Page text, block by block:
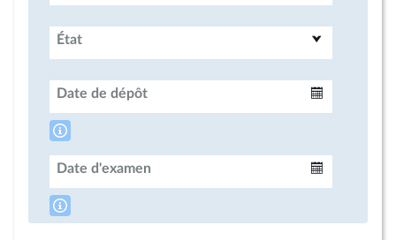
État
Date de dépôt
Date d'examen